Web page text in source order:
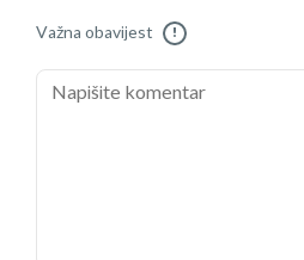
Važna obavijest !